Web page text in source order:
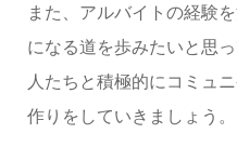
また、アルバイトの経験
になる道を歩みたいと思
人たちと積極的にコミュ
作りをしていきましょう。